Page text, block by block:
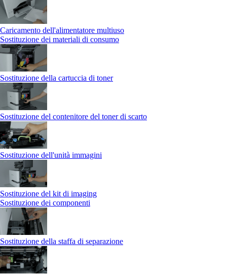
Caricamento dell'alimentatore multiuso
Sostituzione dei materiali di consumo
Sostituzione della cartuccia di toner
Sostituzione del contenitore del toner di scarto
Sostituzione dell'unità immagini
Sostituzione del kit di imaging
Sostituzione dei componenti
Sostituzione della staffa di separazione